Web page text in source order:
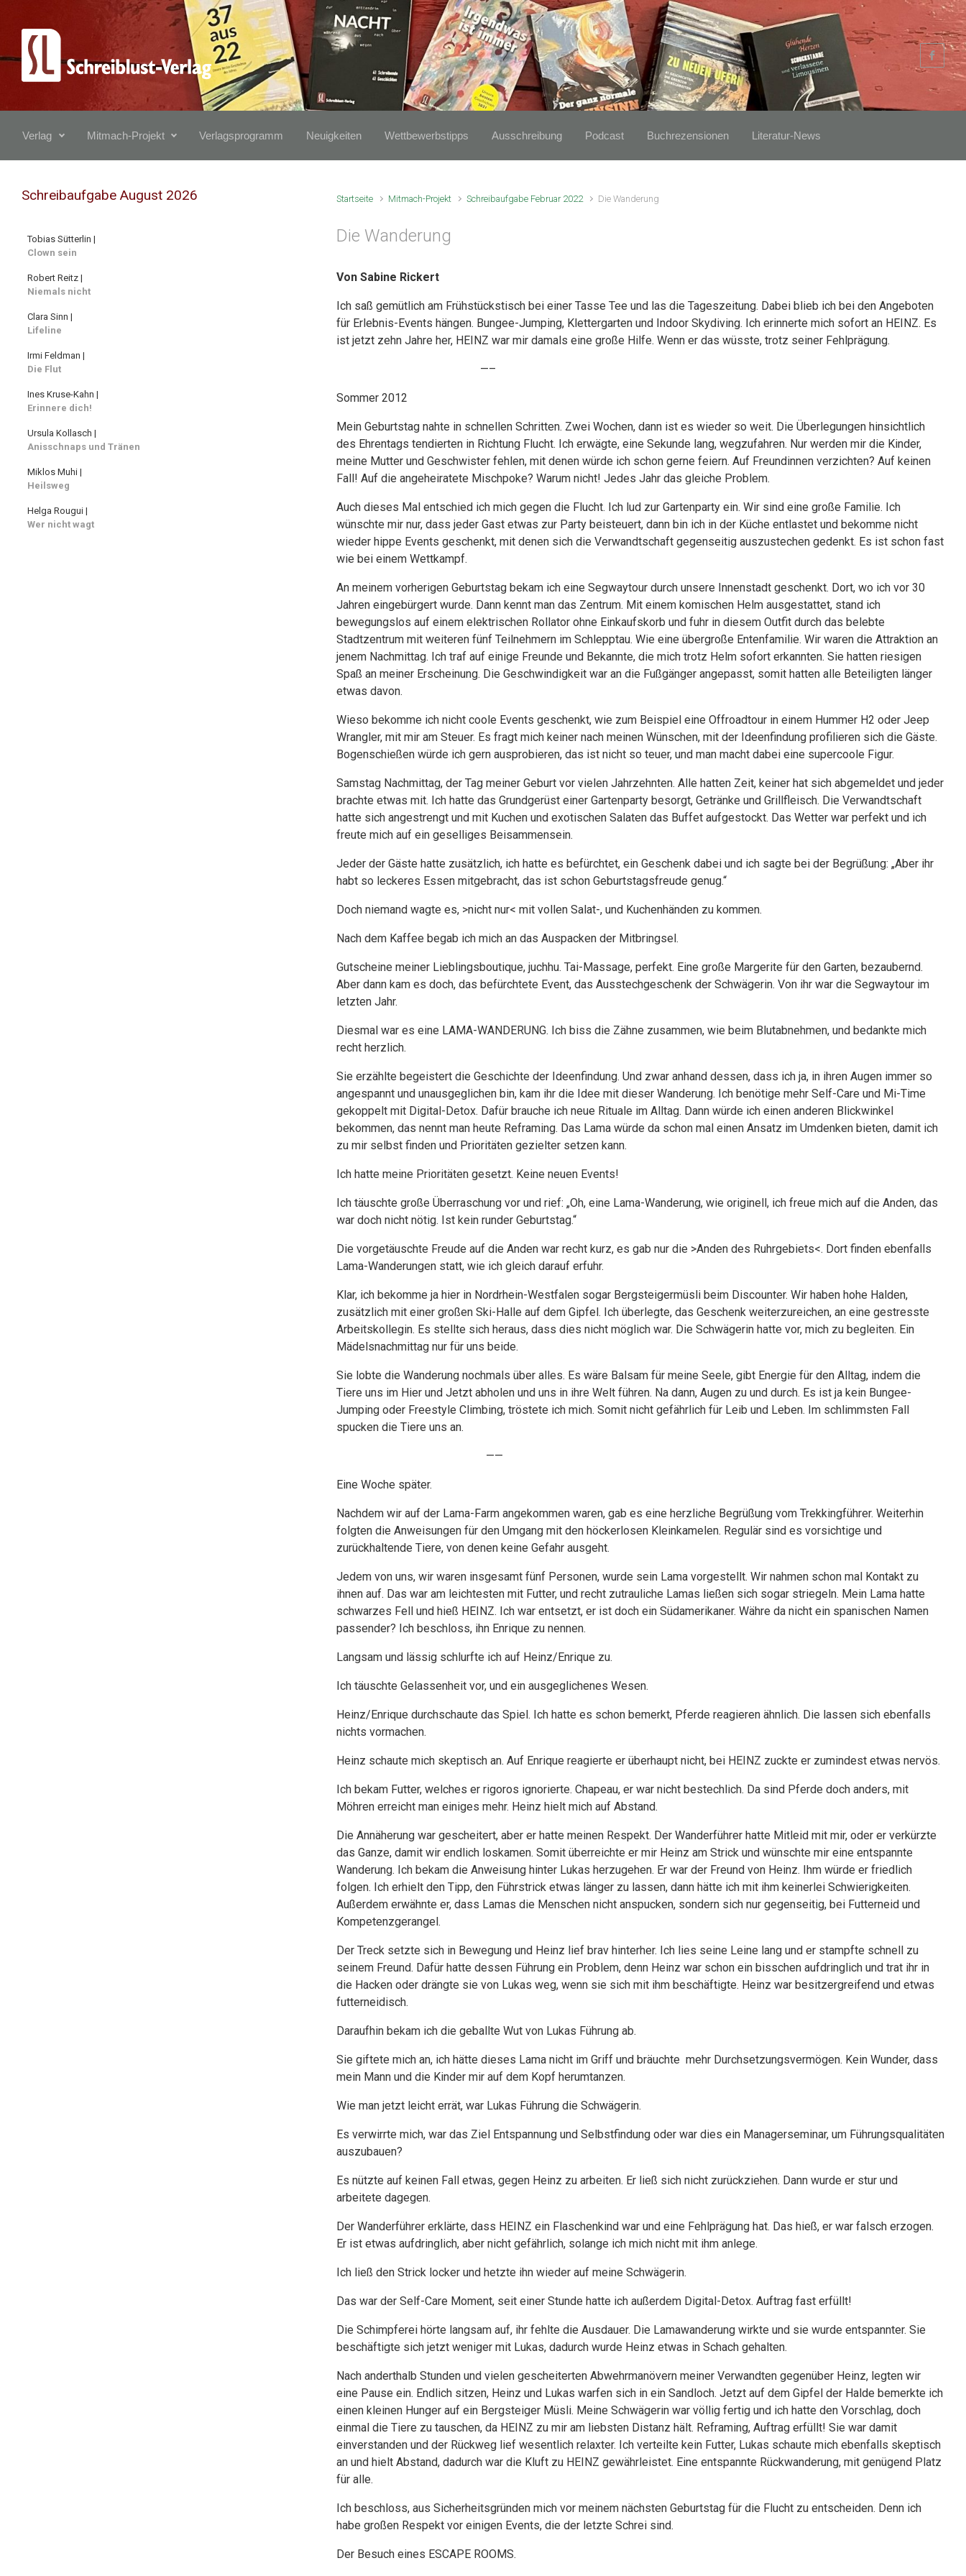
Zum Hauptinhalt springen
Verlag Mitmach-Projekt Verlagsprogramm Neuigkeiten Wettbewerbstipps Ausschreibung Podcast Buchrezensionen Literatur-News
Startseite Mitmach-Projekt Schreibaufgabe Februar 2022 Die Wanderung
Die Wanderung
Von Sabine Rickert
Ich saß gemütlich am Frühstückstisch bei einer Tasse Tee und las die Tageszeitung. Dabei blieb ich bei den Angeboten
für Erlebnis-Events hängen. Bungee-Jumping, Klettergarten und Indoor Skydiving. Ich erinnerte mich sofort an HEINZ. Es
ist jetzt zehn Jahre her, HEINZ war mir damals eine große Hilfe. Wenn er das wüsste, trotz seiner Fehlprägung.
—–
Sommer 2012
Mein Geburtstag nahte in schnellen Schritten. Zwei Wochen, dann ist es wieder so weit. Die Überlegungen hinsichtlich
des Ehrentags tendierten in Richtung Flucht. Ich erwägte, eine Sekunde lang, wegzufahren. Nur werden mir die Kinder,
meine Mutter und Geschwister fehlen, mit denen würde ich schon gerne feiern. Auf Freundinnen verzichten? Auf keinen
Fall! Auf die angeheiratete Mischpoke? Warum nicht! Jedes Jahr das gleiche Problem.
Auch dieses Mal entschied ich mich gegen die Flucht. Ich lud zur Gartenparty ein. Wir sind eine große Familie. Ich
wünschte mir nur, dass jeder Gast etwas zur Party beisteuert, dann bin ich in der Küche entlastet und bekomme nicht
wieder hippe Events geschenkt, mit denen sich die Verwandtschaft gegenseitig auszustechen gedenkt. Es ist schon fast
wie bei einem Wettkampf.
An meinem vorherigen Geburtstag bekam ich eine Segwaytour durch unsere Innenstadt geschenkt. Dort, wo ich vor 30
Jahren eingebürgert wurde. Dann kennt man das Zentrum. Mit einem komischen Helm ausgestattet, stand ich
bewegungslos auf einem elektrischen Rollator ohne Einkaufskorb und fuhr in diesem Outfit durch das belebte
Stadtzentrum mit weiteren fünf Teilnehmern im Schlepptau. Wie eine übergroße Entenfamilie. Wir waren die Attraktion an
jenem Nachmittag. Ich traf auf einige Freunde und Bekannte, die mich trotz Helm sofort erkannten. Sie hatten riesigen
Spaß an meiner Erscheinung. Die Geschwindigkeit war an die Fußgänger angepasst, somit hatten alle Beteiligten länger
etwas davon.
Wieso bekomme ich nicht coole Events geschenkt, wie zum Beispiel eine Offroadtour in einem Hummer H2 oder Jeep
Wrangler, mit mir am Steuer. Es fragt mich keiner nach meinen Wünschen, mit der Ideenfindung profilieren sich die Gäste.
Bogenschießen würde ich gern ausprobieren, das ist nicht so teuer, und man macht dabei eine supercoole Figur.
Samstag Nachmittag, der Tag meiner Geburt vor vielen Jahrzehnten. Alle hatten Zeit, keiner hat sich abgemeldet und jeder
brachte etwas mit. Ich hatte das Grundgerüst einer Gartenparty besorgt, Getränke und Grillfleisch. Die Verwandtschaft
hatte sich angestrengt und mit Kuchen und exotischen Salaten das Buffet aufgestockt. Das Wetter war perfekt und ich
freute mich auf ein geselliges Beisammensein.
Jeder der Gäste hatte zusätzlich, ich hatte es befürchtet, ein Geschenk dabei und ich sagte bei der Begrüßung: „Aber ihr
habt so leckeres Essen mitgebracht, das ist schon Geburtstagsfreude genug.“
Doch niemand wagte es, >nicht nur< mit vollen Salat-, und Kuchenhänden zu kommen.
Nach dem Kaffee begab ich mich an das Auspacken der Mitbringsel.
Gutscheine meiner Lieblingsboutique, juchhu. Tai-Massage, perfekt. Eine große Margerite für den Garten, bezaubernd.
Aber dann kam es doch, das befürchtete Event, das Ausstechgeschenk der Schwägerin. Von ihr war die Segwaytour im
letzten Jahr.
Diesmal war es eine LAMA-WANDERUNG. Ich biss die Zähne zusammen, wie beim Blutabnehmen, und bedankte mich
recht herzlich.
Sie erzählte begeistert die Geschichte der Ideenfindung. Und zwar anhand dessen, dass ich ja, in ihren Augen immer so
angespannt und unausgeglichen bin, kam ihr die Idee mit dieser Wanderung. Ich benötige mehr Self-Care und Mi-Time
gekoppelt mit Digital-Detox. Dafür brauche ich neue Rituale im Alltag. Dann würde ich einen anderen Blickwinkel
bekommen, das nennt man heute Reframing. Das Lama würde da schon mal einen Ansatz im Umdenken bieten, damit ich
zu mir selbst finden und Prioritäten gezielter setzen kann.
Ich hatte meine Prioritäten gesetzt. Keine neuen Events!
Ich täuschte große Überraschung vor und rief: „Oh, eine Lama-Wanderung, wie originell, ich freue mich auf die Anden, das
war doch nicht nötig. Ist kein runder Geburtstag.“
Die vorgetäuschte Freude auf die Anden war recht kurz, es gab nur die >Anden des Ruhrgebiets<. Dort finden ebenfalls
Lama-Wanderungen statt, wie ich gleich darauf erfuhr.
Klar, ich bekomme ja hier in Nordrhein-Westfalen sogar Bergsteigermüsli beim Discounter. Wir haben hohe Halden,
zusätzlich mit einer großen Ski-Halle auf dem Gipfel. Ich überlegte, das Geschenk weiterzureichen, an eine gestresste
Arbeitskollegin. Es stellte sich heraus, dass dies nicht möglich war. Die Schwägerin hatte vor, mich zu begleiten. Ein
Mädelsnachmittag nur für uns beide.
Sie lobte die Wanderung nochmals über alles. Es wäre Balsam für meine Seele, gibt Energie für den Alltag, indem die
Tiere uns im Hier und Jetzt abholen und uns in ihre Welt führen. Na dann, Augen zu und durch. Es ist ja kein Bungee-
Jumping oder Freestyle Climbing, tröstete ich mich. Somit nicht gefährlich für Leib und Leben. Im schlimmsten Fall
spucken die Tiere uns an.
——
Eine Woche später.
Nachdem wir auf der Lama-Farm angekommen waren, gab es eine herzliche Begrüßung vom Trekkingführer. Weiterhin
folgten die Anweisungen für den Umgang mit den höckerlosen Kleinkamelen. Regulär sind es vorsichtige und
zurückhaltende Tiere, von denen keine Gefahr ausgeht.
Jedem von uns, wir waren insgesamt fünf Personen, wurde sein Lama vorgestellt. Wir nahmen schon mal Kontakt zu
ihnen auf. Das war am leichtesten mit Futter, und recht zutrauliche Lamas ließen sich sogar striegeln. Mein Lama hatte
schwarzes Fell und hieß HEINZ. Ich war entsetzt, er ist doch ein Südamerikaner. Währe da nicht ein spanischen Namen
passender? Ich beschloss, ihn Enrique zu nennen.
Langsam und lässig schlurfte ich auf Heinz/Enrique zu.
Ich täuschte Gelassenheit vor, und ein ausgeglichenes Wesen.
Heinz/Enrique durchschaute das Spiel. Ich hatte es schon bemerkt, Pferde reagieren ähnlich. Die lassen sich ebenfalls
nichts vormachen.
Heinz schaute mich skeptisch an. Auf Enrique reagierte er überhaupt nicht, bei HEINZ zuckte er zumindest etwas nervös.
Ich bekam Futter, welches er rigoros ignorierte. Chapeau, er war nicht bestechlich. Da sind Pferde doch anders, mit
Möhren erreicht man einiges mehr. Heinz hielt mich auf Abstand.
Die Annäherung war gescheitert, aber er hatte meinen Respekt. Der Wanderführer hatte Mitleid mit mir, oder er verkürzte
das Ganze, damit wir endlich loskamen. Somit überreichte er mir Heinz am Strick und wünschte mir eine entspannte
Wanderung. Ich bekam die Anweisung hinter Lukas herzugehen. Er war der Freund von Heinz. Ihm würde er friedlich
folgen. Ich erhielt den Tipp, den Führstrick etwas länger zu lassen, dann hätte ich mit ihm keinerlei Schwierigkeiten.
Außerdem erwähnte er, dass Lamas die Menschen nicht anspucken, sondern sich nur gegenseitig, bei Futterneid und
Kompetenzgerangel.
Der Treck setzte sich in Bewegung und Heinz lief brav hinterher. Ich lies seine Leine lang und er stampfte schnell zu
seinem Freund. Dafür hatte dessen Führung ein Problem, denn Heinz war schon ein bisschen aufdringlich und trat ihr in
die Hacken oder drängte sie von Lukas weg, wenn sie sich mit ihm beschäftigte. Heinz war besitzergreifend und etwas
futterneidisch.
Daraufhin bekam ich die geballte Wut von Lukas Führung ab.
Sie giftete mich an, ich hätte dieses Lama nicht im Griff und bräuchte mehr Durchsetzungsvermögen. Kein Wunder, dass
mein Mann und die Kinder mir auf dem Kopf herumtanzen.
Wie man jetzt leicht errät, war Lukas Führung die Schwägerin.
Es verwirrte mich, war das Ziel Entspannung und Selbstfindung oder war dies ein Managerseminar, um Führungsqualitäten
auszubauen?
Es nützte auf keinen Fall etwas, gegen Heinz zu arbeiten. Er ließ sich nicht zurückziehen. Dann wurde er stur und
arbeitete dagegen.
Der Wanderführer erklärte, dass HEINZ ein Flaschenkind war und eine Fehlprägung hat. Das hieß, er war falsch erzogen.
Er ist etwas aufdringlich, aber nicht gefährlich, solange ich mich nicht mit ihm anlege.
Ich ließ den Strick locker und hetzte ihn wieder auf meine Schwägerin.
Das war der Self-Care Moment, seit einer Stunde hatte ich außerdem Digital-Detox. Auftrag fast erfüllt!
Die Schimpferei hörte langsam auf, ihr fehlte die Ausdauer. Die Lamawanderung wirkte und sie wurde entspannter. Sie
beschäftigte sich jetzt weniger mit Lukas, dadurch wurde Heinz etwas in Schach gehalten.
Nach anderthalb Stunden und vielen gescheiterten Abwehrmanövern meiner Verwandten gegenüber Heinz, legten wir
eine Pause ein. Endlich sitzen, Heinz und Lukas warfen sich in ein Sandloch. Jetzt auf dem Gipfel der Halde bemerkte ich
einen kleinen Hunger auf ein Bergsteiger Müsli. Meine Schwägerin war völlig fertig und ich hatte den Vorschlag, doch
einmal die Tiere zu tauschen, da HEINZ zu mir am liebsten Distanz hält. Reframing, Auftrag erfüllt! Sie war damit
einverstanden und der Rückweg lief wesentlich relaxter. Ich verteilte kein Futter, Lukas schaute mich ebenfalls skeptisch
an und hielt Abstand, dadurch war die Kluft zu HEINZ gewährleistet. Eine entspannte Rückwanderung, mit genügend Platz
für alle.
Ich beschloss, aus Sicherheitsgründen mich vor meinem nächsten Geburtstag für die Flucht zu entscheiden. Denn ich
habe großen Respekt vor einigen Events, die der letzte Schrei sind.
Der Besuch eines ESCAPE ROOMS.
Schreibaufgabe August 2026
Tobias Sütterlin |
Clown sein
Robert Reitz |
Niemals nicht
Clara Sinn |
Lifeline
Irmi Feldman |
Die Flut
Ines Kruse-Kahn |
Erinnere dich!
Ursula Kollasch |
Anisschnaps und Tränen
Miklos Muhi |
Heilsweg
Helga Rougui |
Wer nicht wagt